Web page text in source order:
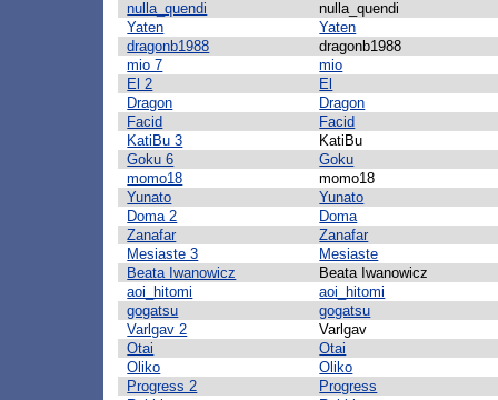
nulla_quendi
nulla_quendi
Yaten
Yaten
dragonb1988
dragonb1988
mio 7
mio
El 2
El
Dragon
Dragon
Facid
Facid
KatiBu 3
KatiBu
Goku 6
Goku
momo18
momo18
Yunato
Yunato
Doma 2
Doma
Zanafar
Zanafar
Mesiaste 3
Mesiaste
Beata Iwanowicz
Beata Iwanowicz
aoi_hitomi
aoi_hitomi
gogatsu
gogatsu
Varlgav 2
Varlgav
Otai
Otai
Oliko
Oliko
Progress 2
Progress